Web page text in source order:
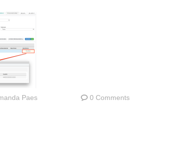
Paes 0 Comments